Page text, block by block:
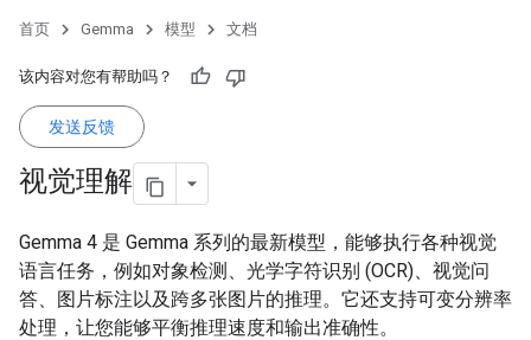
首页 Gemma 模型 文档
该内容对您有帮助吗？
发送反馈
视觉理解
Gemma 4 是 Gemma 系列的最新模型，能够执行各种视觉
语言任务，例如对象检测、光学字符识别 (OCR)、视觉问
答、图片标注以及跨多张图片的推理。它还支持可变分辨率
处理，让您能够平衡推理速度和输出准确性。